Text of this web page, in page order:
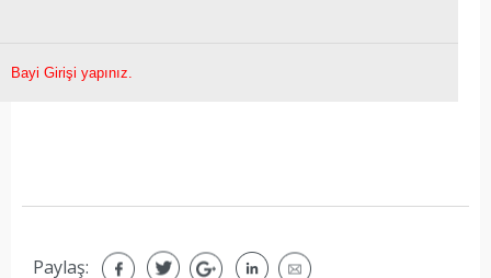
Bayi Girişi yapınız.
Paylaş: